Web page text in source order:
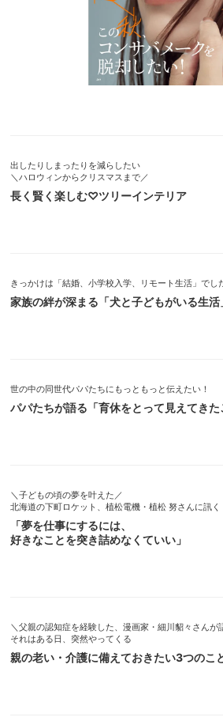
出したりしまったりを減らしたい
＼ハロウィンからクリスマスまで／
長く賢く楽しむ♡ツリーインテリア
きっかけは「結婚、小学校入学、リモート生活」でし
家族の絆が深まる「犬と子どもがいる生活
世の中の同世代パパたちにもっともっと伝えたい！
パパたちが語る「育休をとって見えてきた
＼子どもの頃の夢を叶えた／
北海道の下町ロケット、植松電機・植松 努さんに訊く
「夢を仕事にするには、
好きなことを突き詰めなくていい」
＼父親の認知症を経験した、漫画家・細川貂々さんが
それはある日、突然やってくる
親の老い・介護に備えておきたい3つのこ